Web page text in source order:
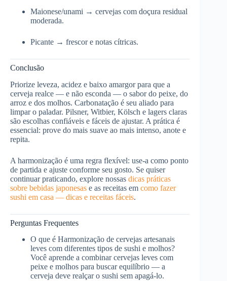
Maionese/unami → cervejas com doçura residual
moderada.
Picante → frescor e notas cítricas.
Conclusão
Priorize leveza, acidez e baixo amargor para que a
cerveja realce — e não esconda — o sabor do peixe, do
arroz e dos molhos. Carbonatação é seu aliado para
limpar o paladar. Pilsner, Witbier, Kölsch e lagers claras
são escolhas confiáveis e fáceis de ajustar. A prática é
essencial: prove do mais suave ao mais intenso, anote e
repita.
A harmonização é uma regra flexível: use-a como ponto
de partida e ajuste conforme seu gosto. Se quiser
continuar praticando, explore nossas dicas práticas
sobre bebidas japonesas e as receitas em como fazer
sushi em casa — dicas e receitas fáceis.
Perguntas Frequentes
O que é Harmonização de cervejas artesanais
leves com diferentes tipos de sushi e molhos?
Você aprende a combinar cervejas leves com
peixe e molhos para buscar equilíbrio — a
cerveja deve realçar o sushi sem apagá‑lo.